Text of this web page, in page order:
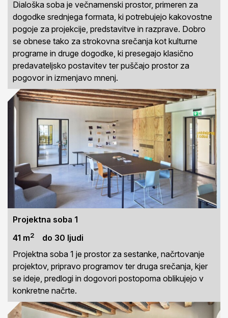
Dialoška soba je večnamenski prostor, primeren za
dogodke srednjega formata, ki potrebujejo kakovostne
pogoje za projekcije, predstavitve in razprave. Dobro
se obnese tako za strokovna srečanja kot kulturne
programe in druge dogodke, ki presegajo klasično
predavateljsko postavitev ter puščajo prostor za
pogovor in izmenjavo mnenj.
Projektna soba 1
41 m2
do 30 ljudi
Projektna soba 1 je prostor za sestanke, načrtovanje
projektov, pripravo programov ter druga srečanja, kjer
se ideje, predlogi in dogovori postopoma oblikujejo v
konkretne načrte.